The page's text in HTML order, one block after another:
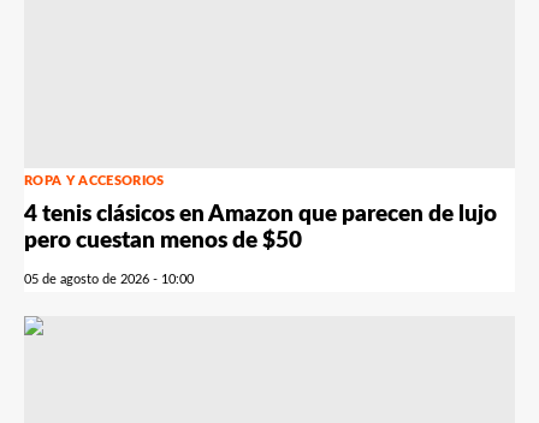
ROPA Y ACCESORIOS
4 tenis clásicos en Amazon que parecen de lujo
pero cuestan menos de $50
05 de agosto de 2026 - 10:00